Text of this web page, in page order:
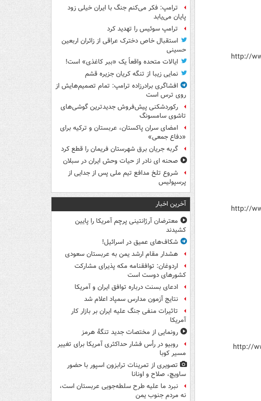
ترامپ: فکر می‌کنم جنگ با ایران خیلی زود
پایان می‌یابد
ترامپ سوئیس را تهدید کرد
استقبال خاص دخترک عراقی از زائران اربعین
حسینی
ایالات متحده واقعاً یک «ببر کاغذی» است!
نمایی زیبا از تنگه کریان جزیره قشم
افشاگری برادرزاده ترامپ: تمام تصمیم‌هایش از
روی ترس است
رکوردشکنی پیش‌فروش جدیدترین گوشی‌های
تاشوی سامسونگ
امضای سران پاکستان، عربستان و ترکیه برای
«دفاع جمعی»
گربه جریان برق شهرستان فریمان را قطع کرد
صحنه ای نادر از حیات وحش ایران در سبلان
شروع تلخ مدافع تیم ملی پس از جدایی از
پرسپولیس
آخرین اخبار
معترضان آرژانتینی پرچم آمریکا را پایین
کشیدند
شکاف‌های عمیق در اسرائیل!
هشدار مقام ارشد یمن به عربستان سعودی
اردوغان: توافقنامه مکه پذیرای مشارکت
کشورهای دوست است
ادعای بسنت درباره توافق ایران و آمریکا
نتایج آزمون مدارس سمپاد اعلام شد
تاثیرات منفی جنگ علیه ایران بر بازار کار
آمریکا
رونمایی از مختصات جدید تنگۀ هرمز
روبیو در رأس فشار حداکثری آمریکا برای تغییر
مسیر کوبا
تصویری از تمرینات ترابزون اسپور با حضور
ساویچ، صلاح و اونانا
نبرد ما علیه طرح سلطه‌جویی عربستان است،
نه مردم جنوب یمن